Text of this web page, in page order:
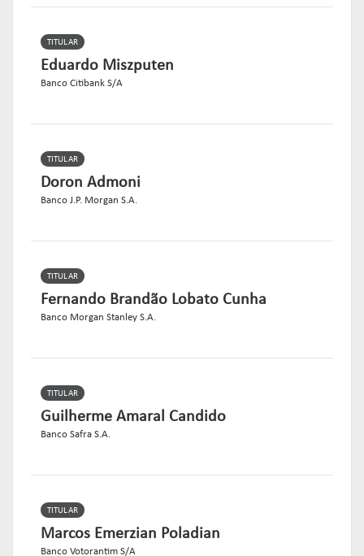
TITULAR
Eduardo Miszputen
Banco Citibank S/A
TITULAR
Doron Admoni
Banco J.P. Morgan S.A.
TITULAR
Fernando Brandão Lobato Cunha
Banco Morgan Stanley S.A.
TITULAR
Guilherme Amaral Candido
Banco Safra S.A.
TITULAR
Marcos Emerzian Poladian
Banco Votorantim S/A